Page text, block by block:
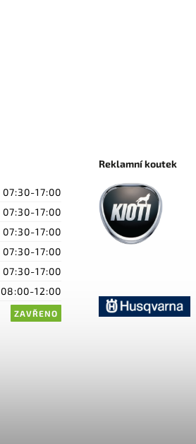
07:30-17:00
07:30-17:00
07:30-17:00
07:30-17:00
07:30-17:00
08:00-12:00
ZAVŘENO
Reklamní koutek